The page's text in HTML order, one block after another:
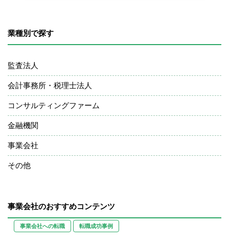
業種別で探す
監査法人
会計事務所・税理士法人
コンサルティングファーム
金融機関
事業会社
その他
事業会社のおすすめコンテンツ
事業会社への転職 転職成功事例